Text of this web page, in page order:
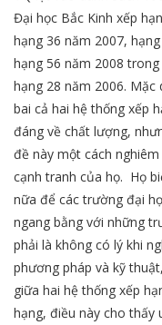
Đại học Bắc Kinh xếp
hạng 36 năm 2007,
hạng 56 năm 2008
hạng 28 năm 2006. Mặc
bai cả hai hệ thống xếp
đáng về chất lượng,
đề này một cách
cạnh tranh của họ. Họ
nữa để các trường đại
ngang bằng với những
phải là không có lý khi
phương pháp và kỹ
giữa hai hệ thống xếp
hạng, điều này cho